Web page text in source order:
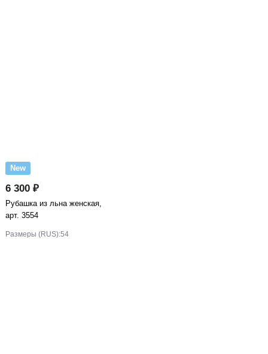
New
6 300 ₽
Рубашка из льна женская,
арт. 3554
Размеры (RUS):54